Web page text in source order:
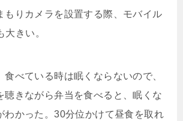
りカメラを設置する際、モバイル
きい。
べている時は眠くならないので、
聴きながら弁当を食べると、眠くな
わかった。30分位かけて昼食を取れ